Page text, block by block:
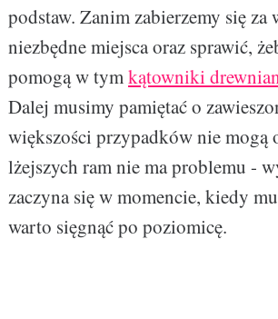
podstaw. Zanim zabierzemy się
niezbędne miejsca oraz sprawić,
pomogą w tymkątowniki
Dalej musimy pamiętać o
większości przypadków nie mogą
lżejszych ram nie ma problemu -
zaczyna się w momencie, kiedy
warto sięgnąć po poziomicę.